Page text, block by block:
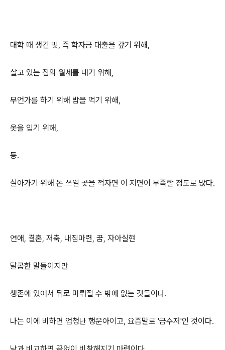
대학 때 생긴 빚, 즉 학자금 대출을 갚기 위해,
살고 있는 집의 월세를 내기 위해,
무언가를 하기 위해 밥을 먹기 위해,
옷을 입기 위해,
등.
살아가기 위해 돈 쓰일 곳을 적자면 이 지면이 부족할 정도로 많다.
연애, 결혼, 저축, 내집마련, 꿈, 자아실현
달콤한 말들이지만
생존에 있어서 뒤로 미뤄질 수 밖에 없는 것들이다.
나는 이에 비하면 엄청난 행운아이고, 요즘말로 '금수저'인 것이다.